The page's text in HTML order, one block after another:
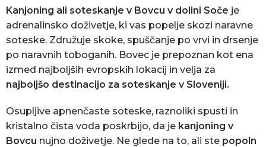
Kanjoning ali soteskanje v Bovcu v dolini Soče je
adrenalinsko doživetje, ki vas popelje skozi naravne
soteske. Združuje skoke, spuščanje po vrvi in drsenje
po naravnih toboganih. Bovec je prepoznan kot ena
izmed najboljših evropskih lokacij in velja za
najboljšo destinacijo za soteskanje v Sloveniji.
Osupljive apnenčaste soteske, raznoliki spusti in
kristalno čista voda poskrbijo, da je kanjoning v
Bovcu nujno doživetje. Ne glede na to, ali ste popoln